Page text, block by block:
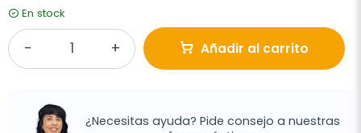
En stock
Añadir al carrito
¿Necesitas ayuda? Pide consejo a nuestras